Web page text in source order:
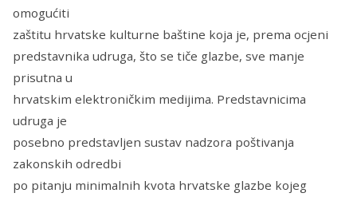
omogućiti
zaštitu hrvatske kulturne baštine koja je, prema ocjeni
predstavnika udruga, što se tiče glazbe, sve manje
prisutna u
hrvatskim elektroničkim medijima. Predstavnicima
udruga je
posebno predstavljen sustav nadzora poštivanja
zakonskih odredbi
po pitanju minimalnih kvota hrvatske glazbe kojeg